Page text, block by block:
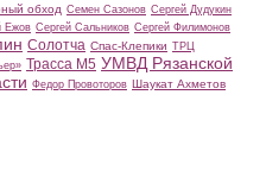
обход Семен Сазонов Сергей Дудукин
Ежов Сергей Сальников Сергей Филимонов
Солотча Спас-Клепики ТРЦ
Трасса М5 УМВД Рязанской
Федор Провоторов Шаукат Ахметов